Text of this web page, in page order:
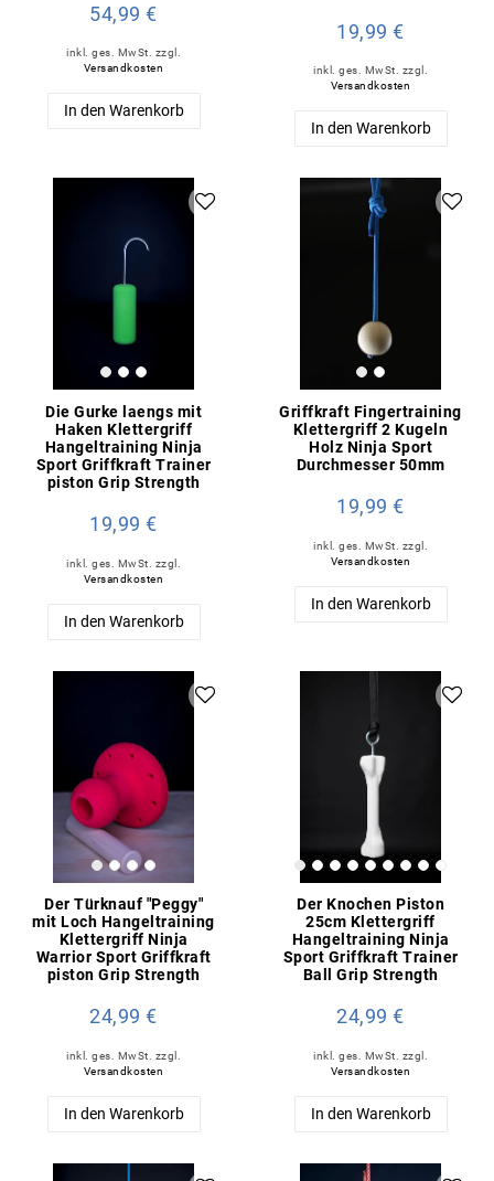
54,99 €
inkl. ges. MwSt.
zzgl.
Versandkosten
In den Warenkorb
19,99 €
inkl. ges. MwSt.
zzgl.
Versandkosten
In den Warenkorb
Die Gurke laengs mit
Haken Klettergriff
Hangeltraining Ninja
Sport Griffkraft Trainer
piston Grip Strength
19,99 €
inkl. ges. MwSt.
zzgl.
Versandkosten
In den Warenkorb
Griffkraft Fingertraining
Klettergriff 2 Kugeln
Holz Ninja Sport
Durchmesser 50mm
19,99 €
inkl. ges. MwSt.
zzgl.
Versandkosten
In den Warenkorb
Der Türknauf "Peggy"
mit Loch Hangeltraining
Klettergriff Ninja
Warrior Sport Griffkraft
piston Grip Strength
24,99 €
inkl. ges. MwSt.
zzgl.
Versandkosten
In den Warenkorb
Der Knochen Piston
25cm Klettergriff
Hangeltraining Ninja
Sport Griffkraft Trainer
Ball Grip Strength
24,99 €
inkl. ges. MwSt.
zzgl.
Versandkosten
In den Warenkorb